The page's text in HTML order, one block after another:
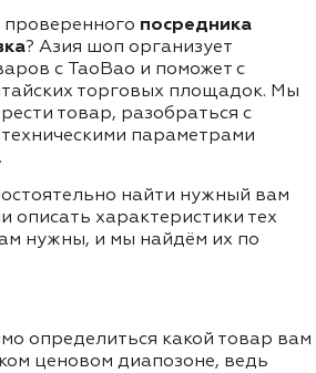
посредника
? Азия шоп организует
с TaoBao и поможет с
торговых площадок. Мы
товар, разобраться с
параметрами
найти нужный вам
описать характеристики тех
нужны, и мы найдём их по
определиться какой товар вам
ценовом диапозоне, ведь